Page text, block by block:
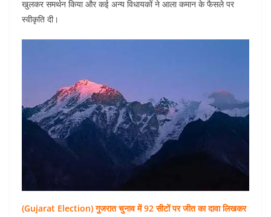
खुलकर समर्थन किया और कई अन्य विधायकों ने आला कमान के फैसले पर
स्वीकृति दी।
(Gujarat Election) गुजरात चुनाव में 92 सीटों पर जीत का दावा लिखकर